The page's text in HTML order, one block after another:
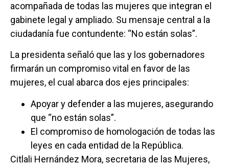
acompañada de todas las mujeres que integran el
gabinete legal y ampliado. Su mensaje central a la
ciudadanía fue contundente: “No están solas”.
La presidenta señaló que las y los gobernadores
firmarán un compromiso vital en favor de las
mujeres, el cual abarca dos ejes principales:
Apoyar y defender a las mujeres, asegurando
que “no están solas”.
El compromiso de homologación de todas las
leyes en cada entidad de la República.
Citlali Hernández Mora, secretaria de las Mujeres,